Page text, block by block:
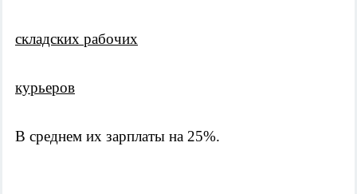
складских рабочих
курьеров
В среднем их зарплаты на 25%.